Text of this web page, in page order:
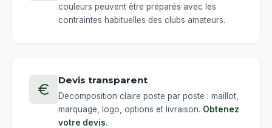
couleurs peuvent être préparés avec les
contraintes habituelles des clubs amateurs.
Devis transparent
Décomposition claire poste par poste : maillot,
marquage, logo, options et livraison. Obtenez
votre devis.